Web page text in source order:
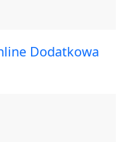
Dodatkowa